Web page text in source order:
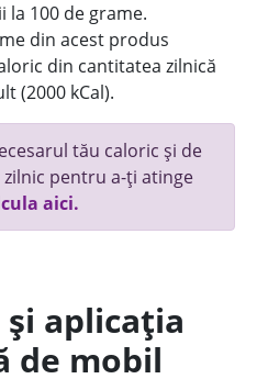
la 100 de grame.
din acest produs
din cantitatea zilnică
(2000 kCal).
tău caloric și de
pentru a-ți atinge
aici.
aplicația
de mobil